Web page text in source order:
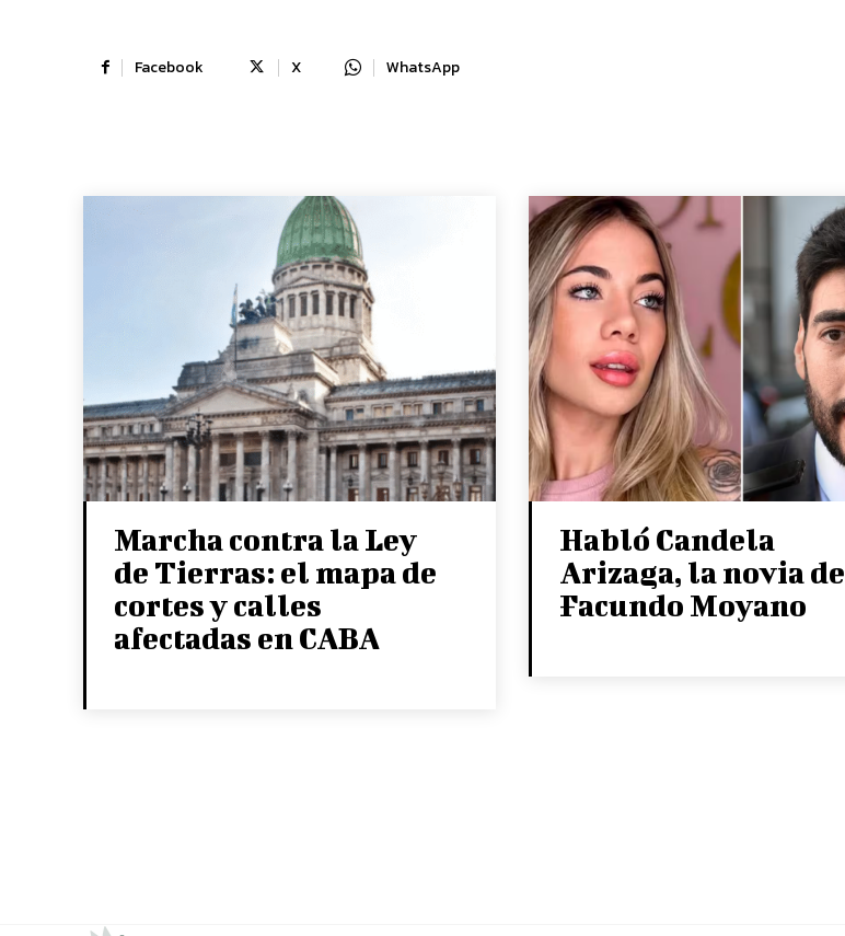
Facebook X WhatsApp
Marcha contra la Ley
de Tierras: el mapa de
cortes y calles
afectadas en CABA
Habló Candela
Arizaga, la novia de
Facundo Moyano